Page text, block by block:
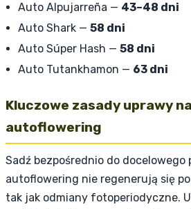
Auto Alpujarreña — 43–48 dni
Auto Shark — 58 dni
Auto Súper Hash — 58 dni
Auto Tutankhamon — 63 dni
Kluczowe zasady uprawy
autoflowering
Sadź bezpośrednio do
autoflowering nie regenerują się
tak jak odmiany fotoperiodyczne.